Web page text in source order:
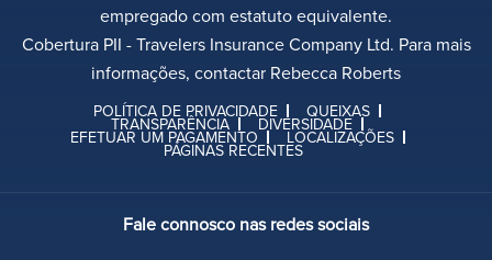
empregado com estatuto equivalente.
Cobertura PII - Travelers Insurance Company Ltd. Para mais
informações, contactar Rebecca Roberts
POLÍTICA DE PRIVACIDADE QUEIXAS
TRANSPARÊNCIA DIVERSIDADE
EFETUAR UM PAGAMENTO LOCALIZAÇÕES
PÁGINAS RECENTES
Fale connosco nas redes sociais